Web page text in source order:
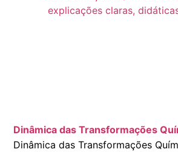
Dinâmica das Transformações
Dinâmica das Transformações